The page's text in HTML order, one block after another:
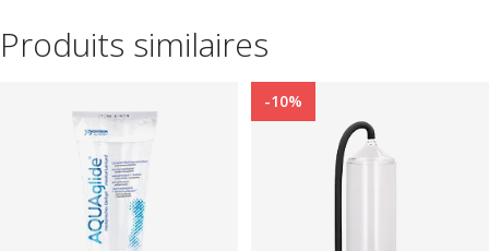
Produits similaires
-10%